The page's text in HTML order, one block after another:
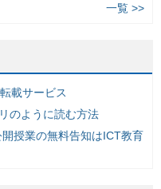
一覧 >>
載サービス
のように読む方法
授業の無料告知はICT教育